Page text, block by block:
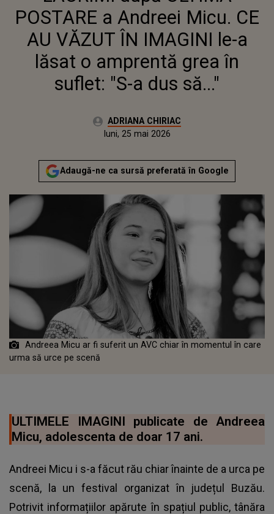
DUS SĂ..."
POSTARE a Andreei Micu. CE
AU VĂZUT ÎN IMAGINI le-a
lăsat o amprentă grea în
suflet: "S-a dus să..."
Autor:ADRIANA CHIRIAC
Actualizat:
luni, 25 mai 2026
Adaugă-ne ca sursă preferată în Google
Andreea Micu ar fi suferit un AVC chiar în momentul în care
urma să urce pe scenă
ULTIMELE IMAGINI publicate de Andreea
Micu, adolescenta de doar 17 ani.
Andreei Micu i s-a făcut rău chiar înainte de a urca pe
scenă, la un festival organizat în județul Buzău.
Potrivit informațiilor apărute în spațiul public, tânăra